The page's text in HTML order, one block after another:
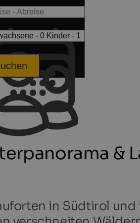
&
in Südtirol und